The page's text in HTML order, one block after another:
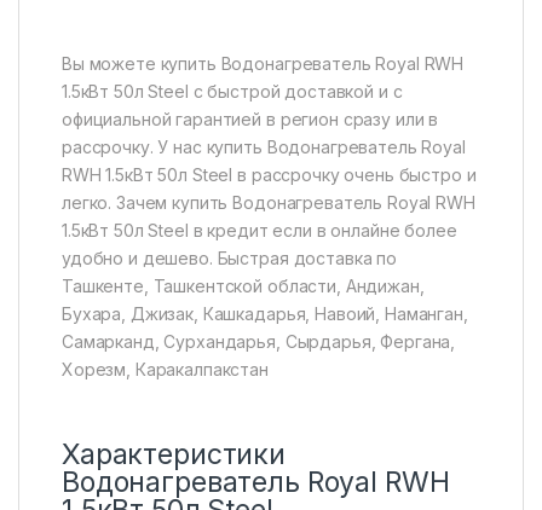
Вы можете купить Водонагреватель Royal RWH
1.5кВт 50л Steel с быстрой доставкой и с
официальной гарантией в регион сразу или в
рассрочку. У нас купить Водонагреватель Royal
RWH 1.5кВт 50л Steel в рассрочку очень быстро и
легко. Зачем купить Водонагреватель Royal RWH
1.5кВт 50л Steel в кредит если в онлайне более
удобно и дешево. Быстрая доставка по
Ташкенте, Ташкентской области, Андижан,
Бухара, Джизак, Кашкадарья, Навоий, Наманган,
Самарканд, Сурхандарья, Сырдарья, Фергана,
Хорезм, Каракалпакстан
Характеристики
Водонагреватель Royal RWH